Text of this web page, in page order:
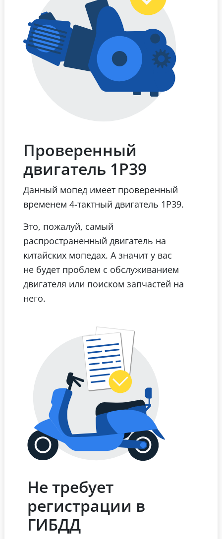
Проверенный
двигатель 1Р39
Данный мопед имеет проверенный
временем 4-тактный двигатель 1Р39.
Это, пожалуй, самый
распространенный двигатель на
китайских мопедах. А значит у вас
не будет проблем с обслуживанием
двигателя или поиском запчастей на
него.
Не требует
регистрации в
ГИБДД